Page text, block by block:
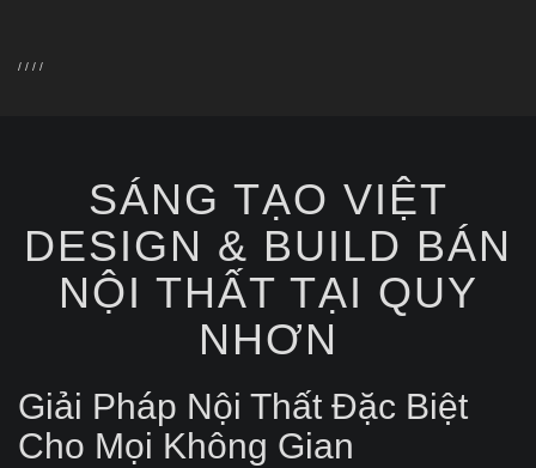
/ / / /
SÁNG TẠO VIỆT
DESIGN & BUILD BÁN
NỘI THẤT TẠI QUY
NHƠN
Giải Pháp Nội Thất Đặc Biệt
Cho Mọi Không Gian